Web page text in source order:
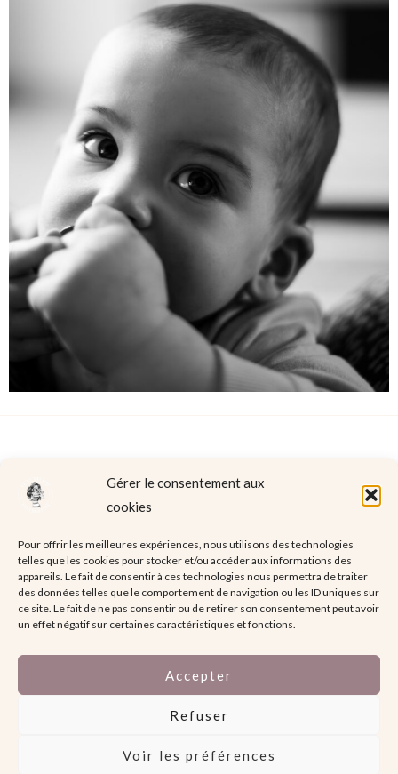
Gérer le consentement aux
cookies
Pour offrir les meilleures expériences, nous utilisons des technologies
telles que les cookies pour stocker et/ou accéder aux informations des
appareils. Le fait de consentir à ces technologies nous permettra de traiter
des données telles que le comportement de navigation ou les ID uniques sur
ce site. Le fait de ne pas consentir ou de retirer son consentement peut avoir
un effet négatif sur certaines caractéristiques et fonctions.
Accepter
Refuser
Voir les préférences
précédent
suivant→
Mentions légales
Copyright © 2026 Le L3 Studio